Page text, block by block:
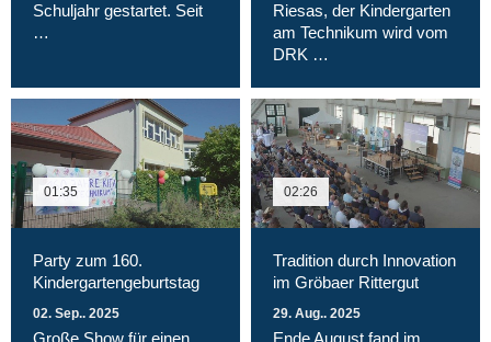
Schuljahr gestartet. Seit
…
Riesas, der Kindergarten
am Technikum wird vom
DRK …
01:35
Party zum 160.
Kindergartengeburtstag
02. Sep.. 2025
Große Show für einen
02:26
Tradition durch Innovation
im Gröbaer Rittergut
29. Aug.. 2025
Ende August fand im